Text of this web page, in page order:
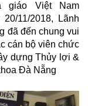
giáo Việt Nam
11/2018, Lãnh
đã đến chung vui
cán bộ viên chức
dựng Thủy lợi &
Đà Nẵng